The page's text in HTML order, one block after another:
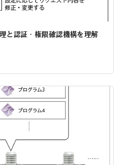
と認証・権限確認機構を理解